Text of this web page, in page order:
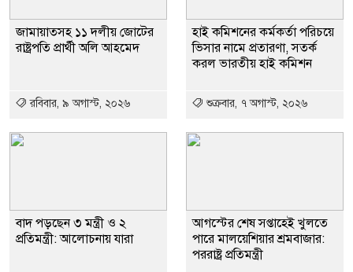
জামায়াতসহ ১১ দলীয় জোটের
রাষ্ট্রপতি প্রার্থী অলি আহমেদ
রবিবার, ৯ অগাস্ট, ২০২৬
হাই কমিশনের কর্মকর্তা পরিচয়ে
ভিসার নামে প্রতারণা, সতর্ক
করল ভারতীয় হাই কমিশন
শুক্রবার, ৭ অগাস্ট, ২০২৬
বাদ পড়ছেন ৩ মন্ত্রী ও ২
প্রতিমন্ত্রী: আলোচনায় যারা
আগস্টের শেষ সপ্তাহেই খুলতে
পারে মালয়েশিয়ার শ্রমবাজার:
পররাষ্ট্র প্রতিমন্ত্রী